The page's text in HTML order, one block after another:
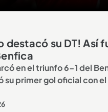
destacó su DT! Así
en el triunfo 6-1 del
su primer gol oficial con